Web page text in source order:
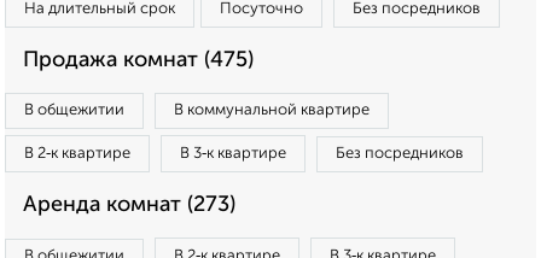
На длительный срок Посуточно Без посредников
Продажа комнат (475)
В общежитии В коммунальной квартире
В 2‑к квартире В 3‑к квартире Без посредников
Аренда комнат (273)